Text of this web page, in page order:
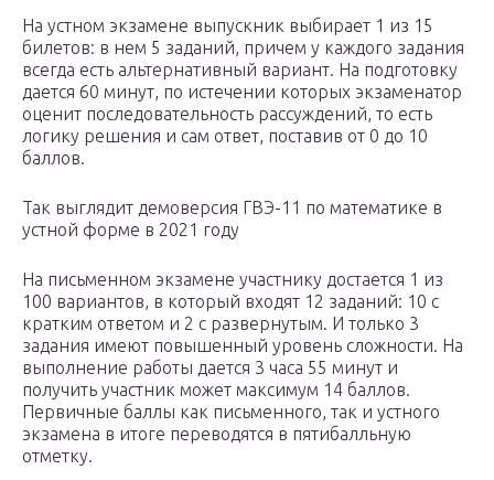
На устном экзамене выпускник выбирает 1 из 15
билетов: в нем 5 заданий, причем у каждого задания
всегда есть альтернативный вариант. На подготовку
дается 60 минут, по истечении которых экзаменатор
оценит последовательность рассуждений, то есть
логику решения и сам ответ, поставив от 0 до 10
баллов.
Так выглядит демоверсия ГВЭ-11 по математике в
устной форме в 2021 году
На письменном экзамене участнику достается 1 из
100 вариантов, в который входят 12 заданий: 10 с
кратким ответом и 2 с развернутым. И только 3
задания имеют повышенный уровень сложности. На
выполнение работы дается 3 часа 55 минут и
получить участник может максимум 14 баллов.
Первичные баллы как письменного, так и устного
экзамена в итоге переводятся в пятибалльную
отметку.